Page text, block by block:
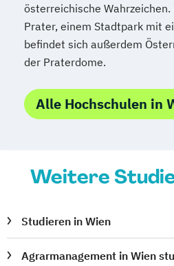
österreichische
Prater, einem Stadtpark mit
befindet sich außerdem
der Praterdome.
Alle Hochschulen in
Weitere
Studieren in Wien
Agrarmanagement in Wien